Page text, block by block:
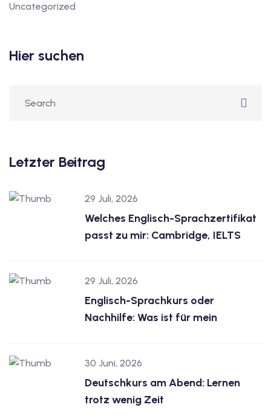
Uncategorized
Hier suchen
Letzter Beitrag
29 Juli, 2026
Welches Englisch-Sprachzertifikat
passt zu mir: Cambridge, IELTS
29 Juli, 2026
Englisch-Sprachkurs oder
Nachhilfe: Was ist für mein
30 Juni, 2026
Deutschkurs am Abend: Lernen
trotz wenig Zeit